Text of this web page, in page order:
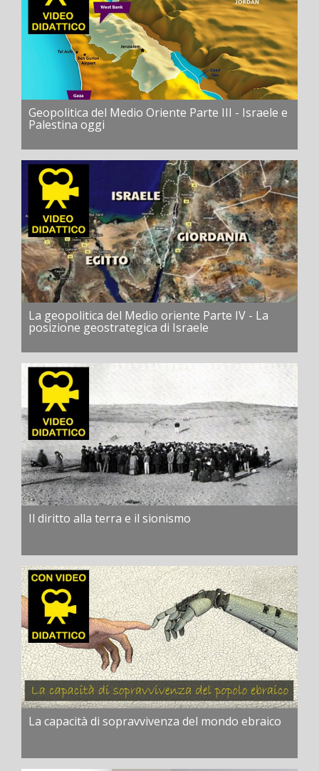
Geopolitica del Medio Oriente Parte III - Israele e
Palestina oggi
La geopolitica del Medio oriente Parte IV - La
posizione geostrategica di Israele
Il diritto alla terra e il sionismo
La capacità di sopravvivenza del mondo ebraico